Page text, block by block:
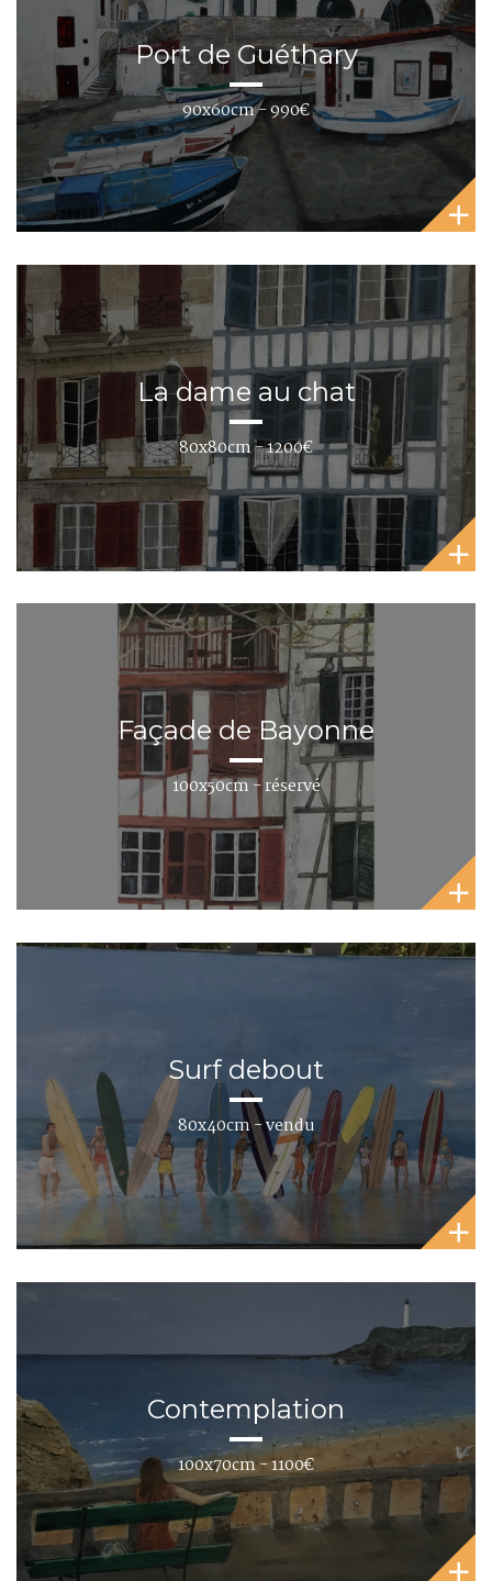
Port de Guéthary
90x60cm - 990€
La dame au chat
80x80cm - 1200€
Façade de Bayonne
100x50cm - réservé
Surf debout
80x40cm - vendu
Contemplation
100x70cm - 1100€